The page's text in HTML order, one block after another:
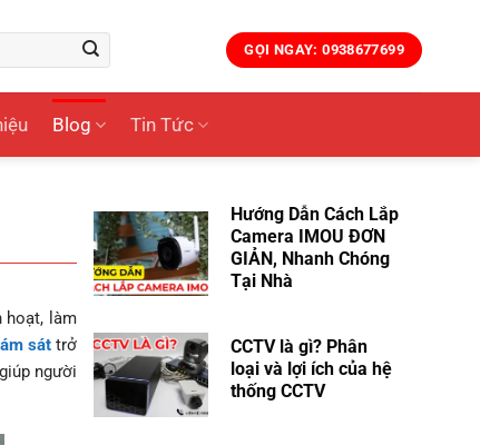
GỌI NGAY: 0938677699
Blog Tin Tức
hoạt, làm
sáttrở
người
Hướng Dẫn Cách Lắp
Camera IMOU ĐƠN
GIẢN, Nhanh Chóng
Tại Nhà
CCTV là gì? Phân
loại và lợi ích của hệ
thống CCTV